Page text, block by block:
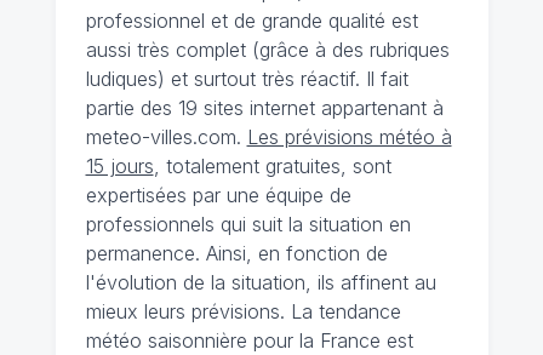
professionnel et de grande qualité est
aussi très complet (grâce à des rubriques
ludiques) et surtout très réactif. Il fait
partie des 19 sites internet appartenant à
meteo-villes.com. Les prévisions météo à
15 jours , totalement gratuites, sont
expertisées par une équipe de
professionnels qui suit la situation en
permanence. Ainsi, en fonction de
l'évolution de la situation, ils affinent au
mieux leurs prévisions. La tendance
météo saisonnière pour la France est